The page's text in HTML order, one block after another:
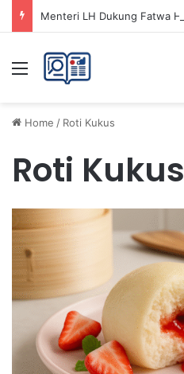
Menu
Home / Roti Kukus
Roti Kukus